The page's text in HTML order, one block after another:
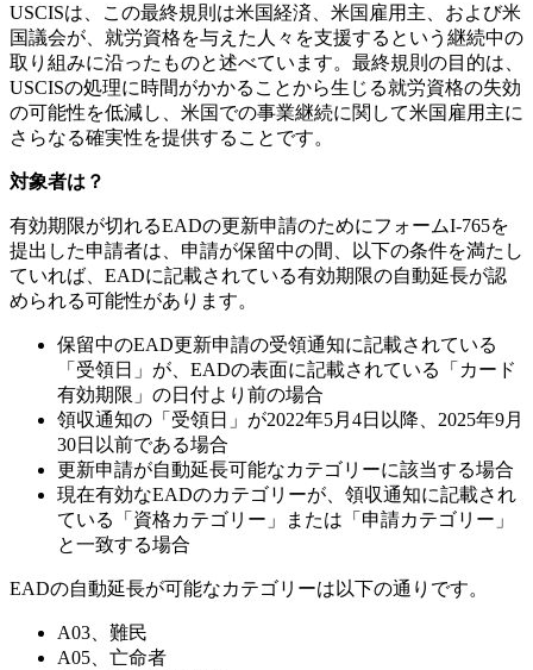
USCISは、この最終規則は米国経済、米国雇用主、および米
国議会が、就労資格を与えた人々を支援するという継続中の
取り組みに沿ったものと述べています。最終規則の目的は、
USCISの処理に時間がかかることから生じる就労資格の失効
の可能性を低減し、米国での事業継続に関して米国雇用主に
さらなる確実性を提供することです。
対象者は？
有効期限が切れるEADの更新申請のためにフォームI-765を
提出した申請者は、申請が保留中の間、以下の条件を満たし
ていれば、EADに記載されている有効期限の自動延長が認
められる可能性があります。
保留中のEAD更新申請の受領通知に記載されている
「受領日」が、EADの表面に記載されている「カード
有効期限」の日付より前の場合
領収通知の「受領日」が2022年5月4日以降、2025年9月
30日以前である場合
更新申請が自動延長可能なカテゴリーに該当する場合
現在有効なEADのカテゴリーが、領収通知に記載され
ている「資格カテゴリー」または「申請カテゴリー」
と一致する場合
EADの自動延長が可能なカテゴリーは以下の通りです。
A03、難民
A05、亡命者